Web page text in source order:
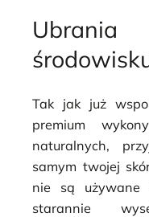
Tak jak już
premium
naturalnych,
samym twojej
nie są używane
starannie